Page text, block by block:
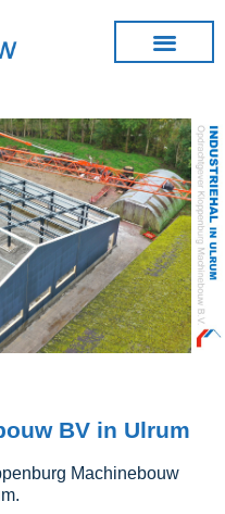
BV in Ulrum
Machinebouw